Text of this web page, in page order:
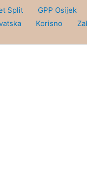
Split
GPP Osijek
Korisno